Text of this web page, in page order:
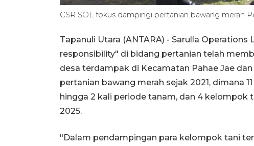
CSR SOL fokus dampingi pertanian bawang merah
Tapanuli Utara (ANTARA) - Sarulla
responsibility" di bidang pertanian telah
desa terdampak di Kecamatan Pahae Jae
pertanian bawang merah sejak 2021, dimana
hingga 2 kali periode tanam, dan 4 kelompok
2025.
"Dalam pendampingan para kelompok tani